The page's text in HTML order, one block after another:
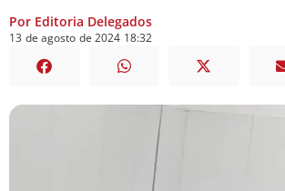
Por Editoria Delegados
13 de agosto de 2024 18:32